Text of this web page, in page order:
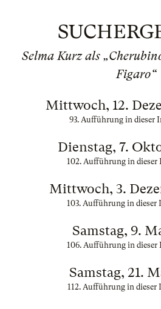
Selma Kurz als
Figaro“
Mittwoch, 12.
93. Aufführung in dieser
Dienstag, 7.
102. Aufführung in dieser
Mittwoch, 3.
103. Aufführung in dieser
Samstag, 9.
106. Aufführung in dieser
Samstag, 21.
112. Aufführung in dieser